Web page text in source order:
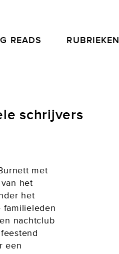
READS RUBRIEKEN
schrijvers
met
het
het
familieleden
nachtclub
een